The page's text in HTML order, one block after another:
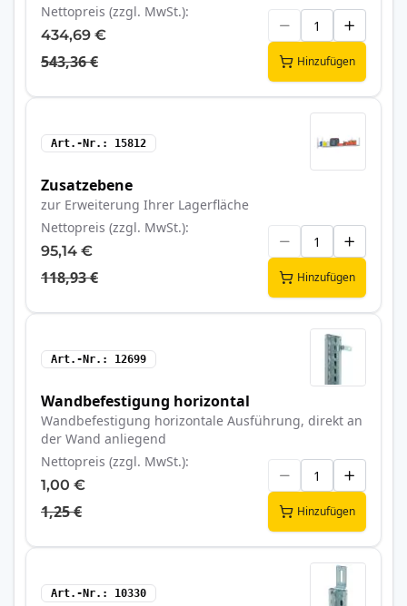
Nettopreis (zzgl. MwSt.)
434,69 €
543,36 € Hinzufügen
Art.-Nr. 15812
Zusatzebene
zur Erweiterung Ihrer Lagerfläche
Nettopreis (zzgl. MwSt.)
95,14 €
118,93 € Hinzufügen
Art.-Nr. 12699
Wandbefestigung horizontal
Wandbefestigung horizontale Ausführung, direkt an
der Wand anliegend
Nettopreis (zzgl. MwSt.)
1,00 €
1,25 € Hinzufügen
Art.-Nr. 10330